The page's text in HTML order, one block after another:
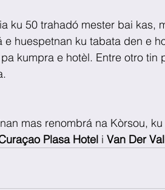
ku 50 trahadó mester bai kas,
huespetnan ku tabata den e
kumpra e hotèl. Entre otro tin
mas renombrá na Kòrsou,
Plasa Hotel i Van Der